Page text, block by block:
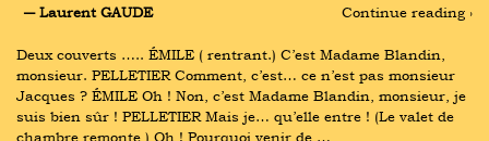
― Laurent GAUDE
Continue reading ›
Deux couverts ….. ÉMILE ( rentrant.) C’est Madame Blandin,
monsieur. PELLETIER Comment, c’est… ce n’est pas monsieur
Jacques ? ÉMILE Oh ! Non, c’est Madame Blandin, monsieur, je
suis bien sûr ! PELLETIER Mais je… qu’elle entre ! (Le valet de
chambre remonte,) Oh ! Pourquoi venir de …